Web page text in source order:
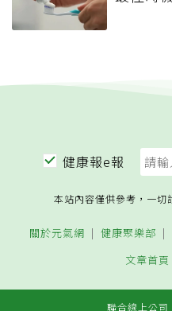
健康報e報
本站內容僅供參考，一切
關於元氣網 健康聚樂部
文章首頁
聯合線上公司